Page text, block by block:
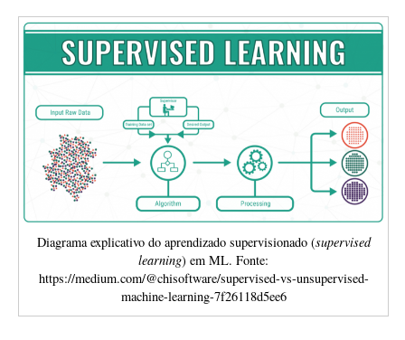
Diagrama explicativo do aprendizado supervisionado (supervised
learning) em ML. Fonte:
https://medium.com/@chisoftware/supervised-vs-unsupervised-
machine-learning-7f26118d5ee6